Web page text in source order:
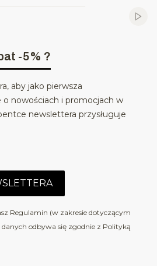
-5% ?
aby jako pierwsza
nowościach i promocjach w
newslettera przysługuje
Regulamin (w zakresie dotyczącym
odbywa się zgodnie z Polityką